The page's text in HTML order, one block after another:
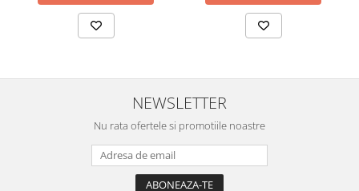
NEWSLETTER
Nu rata ofertele si promotiile noastre